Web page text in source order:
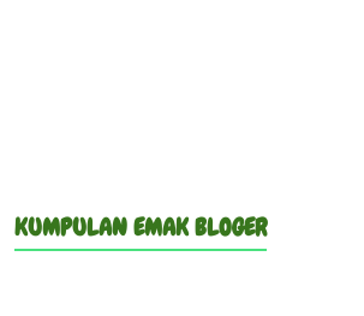
KUMPULAN EMAK BLOGER